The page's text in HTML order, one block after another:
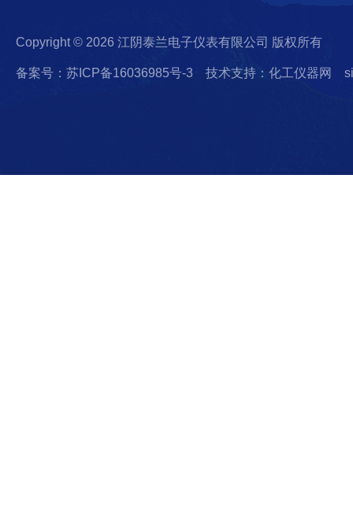
Copyright © 2026 江阴泰兰电子仪表有限公司 版权所有
备案号：苏ICP备16036985号-3 技术支持：化工仪器网